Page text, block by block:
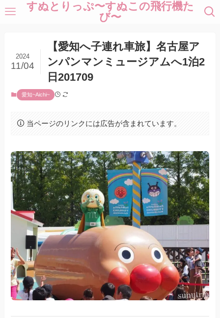
すぬとりっぷ〜すぬこの飛行機た
び〜
【愛知へ子連れ車旅】名古屋ア
ンパンマンミュージアムへ1泊2
日201709
2024
11/04
愛知~Aichi~
当ページのリンクには広告が含まれています。